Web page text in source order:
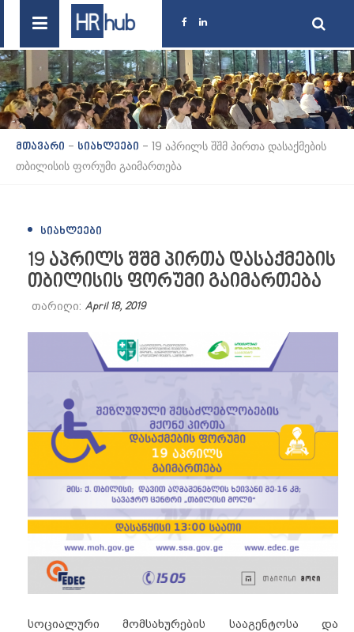
მთავარი - სიახლეები - 19 აპრილს შშმ პირთა დასაქმების
თბილისის ფორუმი გაიმართება
ᲡᲘᲐᲮᲚᲔᲔᲑᲘ
19 აპრილს შშმ პირთა დასაქმების
თბილისის ფორუმი გაიმართება
თარიღი: April 18, 2019
სოციალური მომსახურების სააგენტოსა და